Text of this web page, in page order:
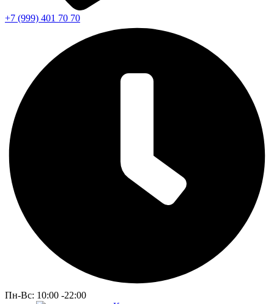
+7 (999) 401 70 70
Пн-Вс: 10:00 -22:00